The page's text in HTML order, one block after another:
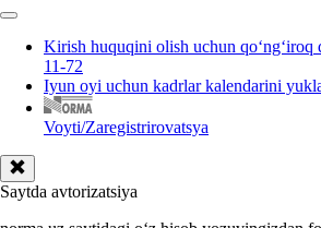
Kirish huquqini olish uchun
11-72
Iyun oyi uchun kadrlar kalendarini
Voyti/Zaregistrirovatsya
Saytda avtorizatsiya